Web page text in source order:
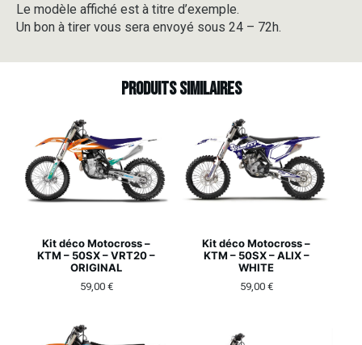
Le modèle affiché est à titre d’exemple.
Un bon à tirer vous sera envoyé sous 24 – 72h.
Produits similaires
Kit déco Motocross –
KTM – 50SX – VRT20 –
ORIGINAL
59,00 €
Kit déco Motocross –
KTM – 50SX – ALIX –
WHITE
59,00 €